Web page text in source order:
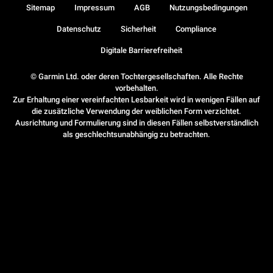
© Garmin Ltd. oder deren Tochtergesellschaften. Alle Rechte
vorbehalten.
Zur Erhaltung einer vereinfachten Lesbarkeit wird in wenigen Fällen auf
die zusätzliche Verwendung der weiblichen Form verzichtet.
Ausrichtung und Formulierung sind in diesen Fällen selbstverständlich
als geschlechtsunabhängig zu betrachten.
Sitemap Impressum AGB Nutzungsbedingungen
Datenschutz Sicherheit Compliance
Digitale Barrierefreiheit